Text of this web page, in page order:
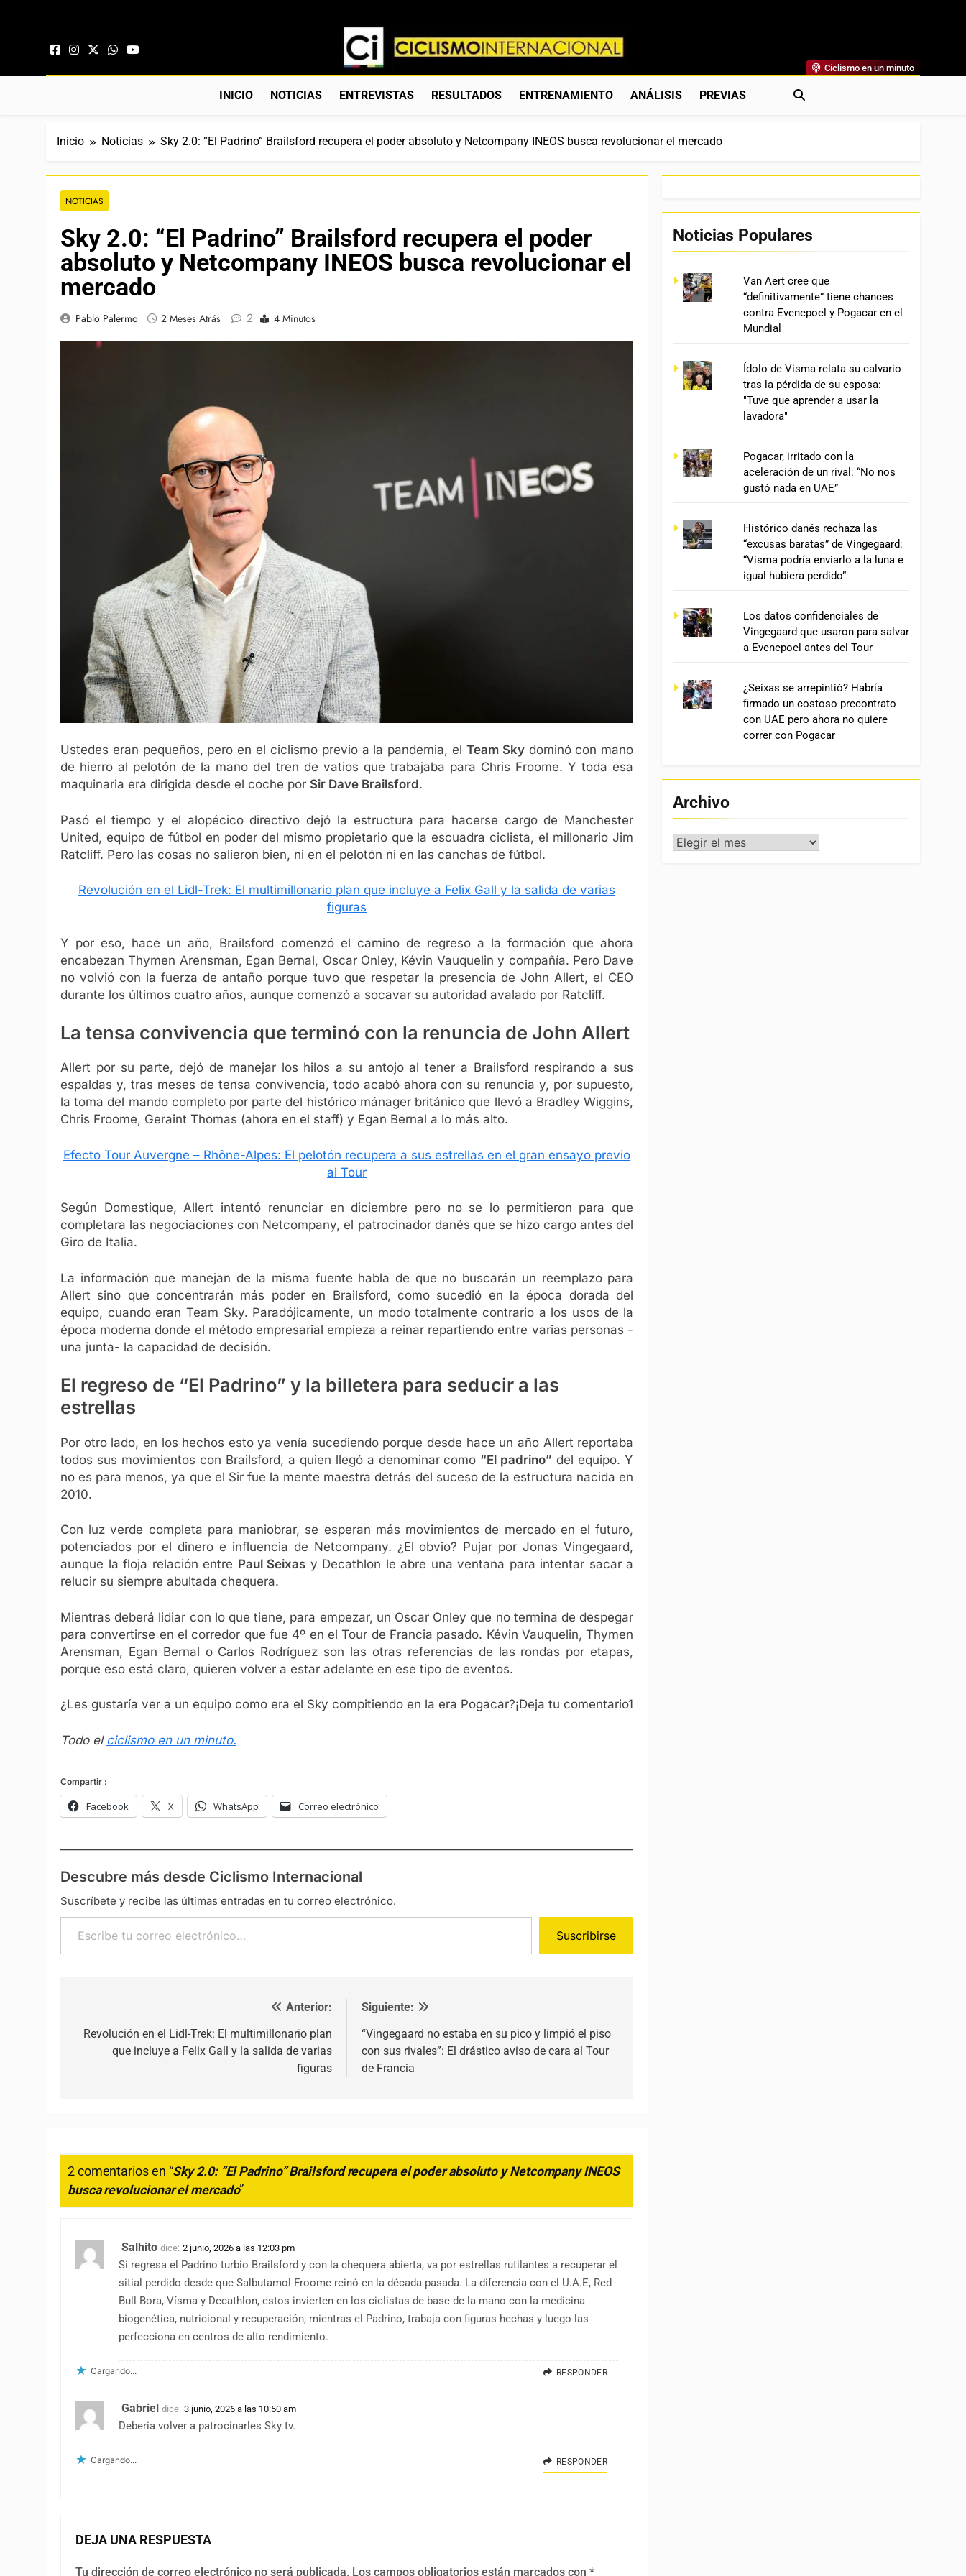
Ciclismo Internacional
Web Dedicada Al Ciclismo Mundial. Entrevistas, Análisis, Crónicas, Previas Y Más. La Web Ciclista De Referencia.
Ciclismo en un minuto
INICIO NOTICIAS ENTREVISTAS RESULTADOS ENTRENAMIENTO ANÁLISIS PREVIAS
Inicio Noticias Sky 2.0: “El Padrino” Brailsford recupera el poder absoluto y Netcompany INEOS busca revolucionar el mercado
NOTICIAS
Sky 2.0: “El Padrino” Brailsford recupera el poder
absoluto y Netcompany INEOS busca revolucionar el
mercado
Pablo Palermo 2 Meses Atrás 2 4 Minutos
Ustedes eran pequeños, pero en el ciclismo previo a la pandemia, el Team Skydominó con mano
de hierro al pelotón de la mano del tren de vatios que trabajaba para Chris Froome. Y toda esa
maquinaria era dirigida desde el coche por Sir Dave Brailsford.
Pasó el tiempo y el alopécico directivo dejó la estructura para hacerse cargo de Manchester
United, equipo de fútbol en poder del mismo propietario que la escuadra ciclista, el millonario Jim
Ratcliff. Pero las cosas no salieron bien, ni en el pelotón ni en las canchas de fútbol.
Revolución en el Lidl-Trek: El multimillonario plan que incluye a Felix Gall y la salida de varias
figuras
Y por eso, hace un año, Brailsford comenzó el camino de regreso a la formación que ahora
encabezan Thymen Arensman, Egan Bernal, Oscar Onley, Kévin Vauquelin y compañía. Pero Dave
no volvió con la fuerza de antaño porque tuvo que respetar la presencia de John Allert, el CEO
durante los últimos cuatro años, aunque comenzó a socavar su autoridad avalado por Ratcliff.
La tensa convivencia que terminó con la renuncia de John Allert
Allert por su parte, dejó de manejar los hilos a su antojo al tener a Brailsford respirando a sus
espaldas y, tras meses de tensa convivencia, todo acabó ahora con su renuncia y, por supuesto,
la toma del mando completo por parte del histórico mánager británico que llevó a Bradley Wiggins,
Chris Froome, Geraint Thomas (ahora en el staff) y Egan Bernal a lo más alto.
Efecto Tour Auvergne – Rhône-Alpes: El pelotón recupera a sus estrellas en el gran ensayo previo
al Tour
Según Domestique, Allert intentó renunciar en diciembre pero no se lo permitieron para que
completara las negociaciones con Netcompany, el patrocinador danés que se hizo cargo antes del
Giro de Italia.
La información que manejan de la misma fuente habla de que no buscarán un reemplazo para
Allert sino que concentrarán más poder en Brailsford, como sucedió en la época dorada del
equipo, cuando eran Team Sky. Paradójicamente, un modo totalmente contrario a los usos de la
época moderna donde el método empresarial empieza a reinar repartiendo entre varias personas -
una junta- la capacidad de decisión.
El regreso de “El Padrino” y la billetera para seducir a las
estrellas
Por otro lado, en los hechos esto ya venía sucediendo porque desde hace un año Allert reportaba
todos sus movimientos con Brailsford, a quien llegó a denominar como “El padrino” del equipo. Y
no es para menos, ya que el Sir fue la mente maestra detrás del suceso de la estructura nacida en
2010.
Con luz verde completa para maniobrar, se esperan más movimientos de mercado en el futuro,
potenciados por el dinero e influencia de Netcompany. ¿El obvio? Pujar por Jonas Vingegaard,
aunque la floja relación entre Paul Seixas y Decathlon le abre una ventana para intentar sacar a
relucir su siempre abultada chequera.
Mientras deberá lidiar con lo que tiene, para empezar, un Oscar Onley que no termina de despegar
para convertirse en el corredor que fue 4º en el Tour de Francia pasado. Kévin Vauquelin, Thymen
Arensman, Egan Bernal o Carlos Rodríguez son las otras referencias de las rondas por etapas,
porque eso está claro, quieren volver a estar adelante en ese tipo de eventos.
¿Les gustaría ver a un equipo como era el Sky compitiendo en la era Pogacar?¡Deja tu comentario1
Todo el ciclismo en un minuto.
Compartir :
Facebook X WhatsApp Correo electrónico
Descubre más desde Ciclismo Internacional
Suscríbete y recibe las últimas entradas en tu correo electrónico.
Escribe tu correo electrónico…
Suscribirse
Anterior:
Revolución en el Lidl-Trek: El multimillonario plan
que incluye a Felix Gall y la salida de varias
figuras
Siguiente:
“Vingegaard no estaba en su pico y limpió el piso
con sus rivales”: El drástico aviso de cara al Tour
de Francia
2 comentarios en “Sky 2.0: “El Padrino” Brailsford recupera el poder absoluto y Netcompany INEOS
busca revolucionar el mercado”
Salhito dice: 2 junio, 2026 a las 12:03 pm
Si regresa el Padrino turbio Brailsford y con la chequera abierta, va por estrellas rutilantes a recuperar el
sitial perdido desde que Salbutamol Froome reinó en la década pasada. La diferencia con el U.A.E, Red
Bull Bora, Vísma y Decathlon, estos invierten en los ciclistas de base de la mano con la medicina
biogenética, nutricional y recuperación, mientras el Padrino, trabaja con figuras hechas y luego las
perfecciona en centros de alto rendimiento.
Cargando... RESPONDER
Gabriel dice: 3 junio, 2026 a las 10:50 am
Deberia volver a patrocinarles Sky tv.
Cargando... RESPONDER
DEJA UNA RESPUESTA
Tu dirección de correo electrónico no será publicada. Los campos obligatorios están marcados con *
Noticias Populares
Van Aert cree que
“definitivamente” tiene chances
contra Evenepoel y Pogacar en el
Mundial
Ídolo de Visma relata su calvario
tras la pérdida de su esposa:
"Tuve que aprender a usar la
lavadora"
Pogacar, irritado con la
aceleración de un rival: “No nos
gustó nada en UAE”
Histórico danés rechaza las
“excusas baratas” de Vingegaard:
“Visma podría enviarlo a la luna e
igual hubiera perdido”
Los datos confidenciales de
Vingegaard que usaron para salvar
a Evenepoel antes del Tour
¿Seixas se arrepintió? Habría
firmado un costoso precontrato
con UAE pero ahora no quiere
correr con Pogacar
Archivo
Archivo